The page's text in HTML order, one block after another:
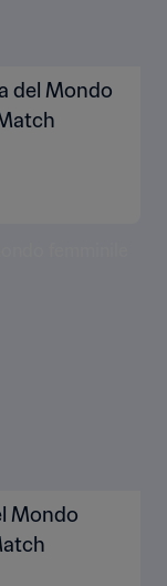
del Mondo
Mondo